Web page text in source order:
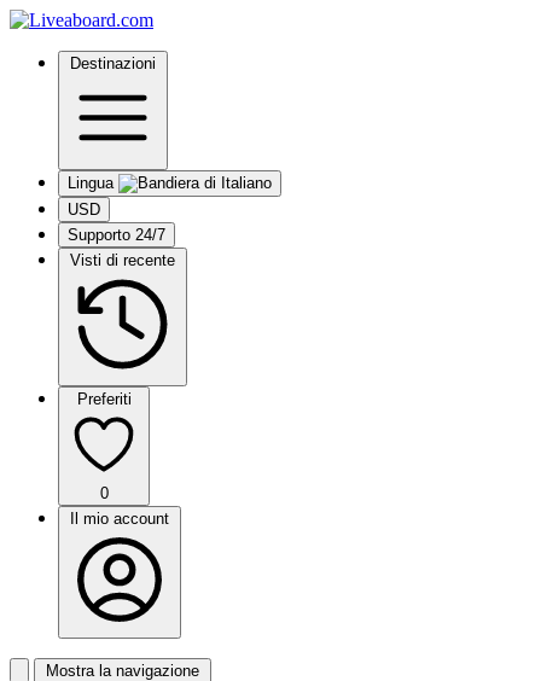
Destinazioni
Lingua
USD
Supporto 24/7
Visti di recente
Preferiti
0
Il mio account
Mostra la navigazione